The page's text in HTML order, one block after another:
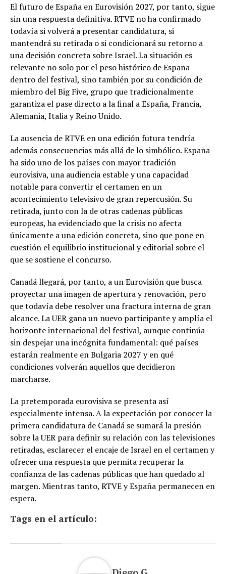
El futuro de España en Eurovisión 2027, por tanto, sigue
sin una respuesta definitiva. RTVE no ha confirmado
todavía si volverá a presentar candidatura, si
mantendrá su retirada o si condicionará su retorno a
una decisión concreta sobre Israel. La situación es
relevante no solo por el peso histórico de España
dentro del festival, sino también por su condición de
miembro del Big Five, grupo que tradicionalmente
garantiza el pase directo a la final a España, Francia,
Alemania, Italia y Reino Unido.
La ausencia de RTVE en una edición futura tendría
además consecuencias más allá de lo simbólico. España
ha sido uno de los países con mayor tradición
eurovisiva, una audiencia estable y una capacidad
notable para convertir el certamen en un
acontecimiento televisivo de gran repercusión. Su
retirada, junto con la de otras cadenas públicas
europeas, ha evidenciado que la crisis no afecta
únicamente a una edición concreta, sino que pone en
cuestión el equilibrio institucional y editorial sobre el
que se sostiene el concurso.
Canadá llegará, por tanto, a un Eurovisión que busca
proyectar una imagen de apertura y renovación, pero
que todavía debe resolver una fractura interna de gran
alcance. La UER gana un nuevo participante y amplía el
horizonte internacional del festival, aunque continúa
sin despejar una incógnita fundamental: qué países
estarán realmente en Bulgaria 2027 y en qué
condiciones volverán aquellos que decidieron
marcharse.
La pretemporada eurovisiva se presenta así
especialmente intensa. A la expectación por conocer la
primera candidatura de Canadá se sumará la presión
sobre la UER para definir su relación con las televisiones
retiradas, esclarecer el encaje de Israel en el certamen y
ofrecer una respuesta que permita recuperar la
confianza de las cadenas públicas que han quedado al
margen. Mientras tanto, RTVE y España permanecen en
espera.
Tags en el artículo: